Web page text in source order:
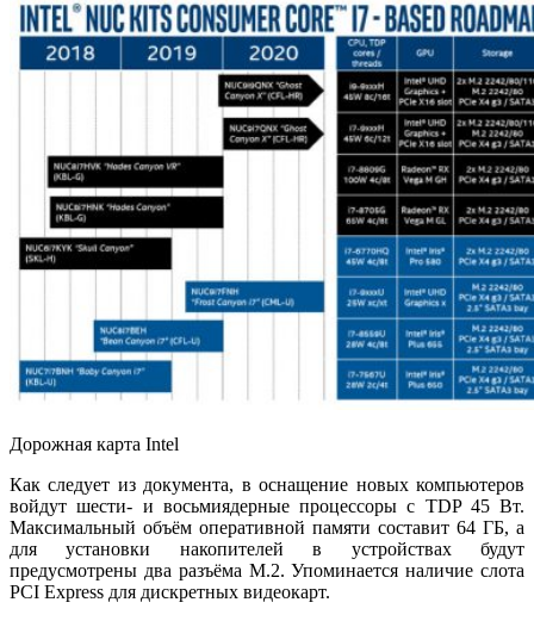
Дорожная карта Intel
Как следует из документа, в оснащение новых компьютеров
войдут шести- и восьмиядерные процессоры с TDP 45 Вт.
Максимальный объём оперативной памяти составит 64 ГБ, а
для установки накопителей в устройствах будут
предусмотрены два разъёма М.2. Упоминается наличие слота
PCI Express для дискретных видеокарт.